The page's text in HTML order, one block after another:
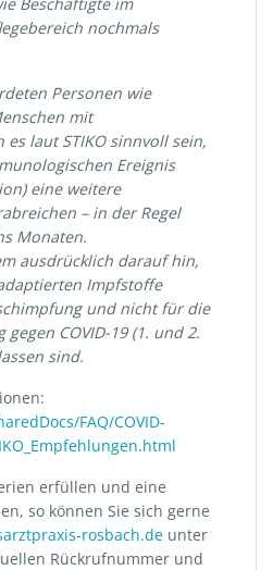
nochmals
Personen wie
mit
laut STIKO sinnvoll sein,
Ereignis
eine weitere
– in der Regel
Monaten.
ausdrücklich darauf hin,
Impfstoffe
und nicht für die
COVID-19 (1. und 2.
sind.
FAQ/COVID-
erfüllen und eine
so können Sie sich gerne
rosbach.de unter
Rückrufnummer und